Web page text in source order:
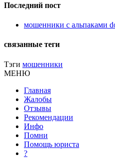
Последний пост
мошенники с альпаками
связанные теги
Тэги мошенники
МЕНЮ
Главная
Жалобы
Отзывы
Рекомендации
Инфо
Помни
Помощь юриста
?